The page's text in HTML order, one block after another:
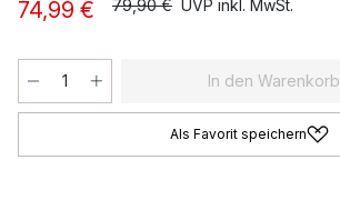
74,99 € 79,90 € UVP inkl. MwSt.
In den Warenkorb
Als Favorit speichern